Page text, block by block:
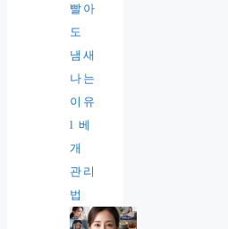
빨아
도
냄새
나는
이유
l 베
개
관리
법